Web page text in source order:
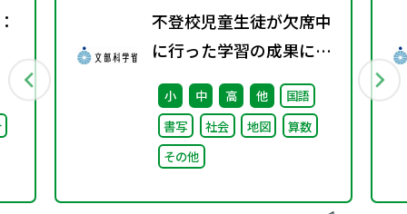
不登校児童生徒が欠席中
に行った学習の成果に係
る成績評価について（通
知）
小 中 高 他
国語
書写
社会 地図
算数
その他